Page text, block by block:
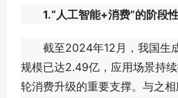
1.“人工智能+消费”的阶段
截至2024年12月，我国生
规模已达2.49亿，应用场景持
轮消费升级的重要支撑。与之